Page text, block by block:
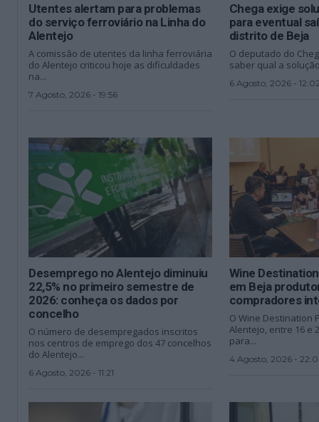
Utentes alertam para problemas
do serviço ferroviário na Linha do
Alentejo
A comissão de utentes da linha ferroviária
do Alentejo criticou hoje as dificuldades
na...
7 Agosto, 2026 - 19:56
Chega exige
para eventual
distrito de Beja
O deputado do
saber qual a
6 Agosto, 2026 - 12:02
Desemprego no Alentejo diminuiu
22,5% no primeiro semestre de
2026: conheça os dados por
concelho
O número de desempregados inscritos
nos centros de emprego dos 47 concelhos
do Alentejo...
6 Agosto, 2026 - 11:21
Wine
em Beja
compradores
O Wine Destination
Alentejo, entre 16 e
para...
4 Agosto, 2026 -